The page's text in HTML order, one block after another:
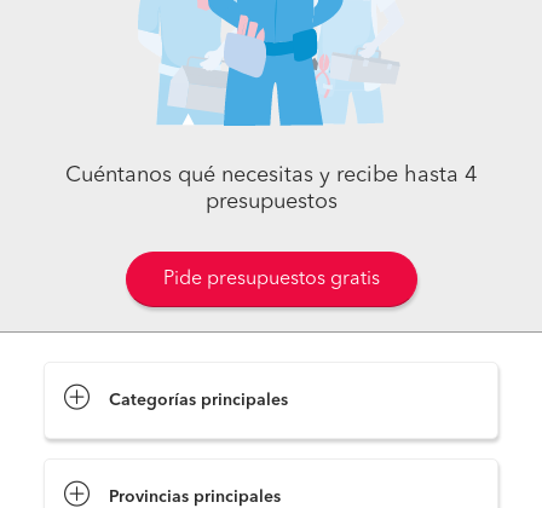
Cuéntanos qué necesitas y recibe hasta 4
presupuestos
Pide presupuestos gratis
Categorías principales
Provincias principales